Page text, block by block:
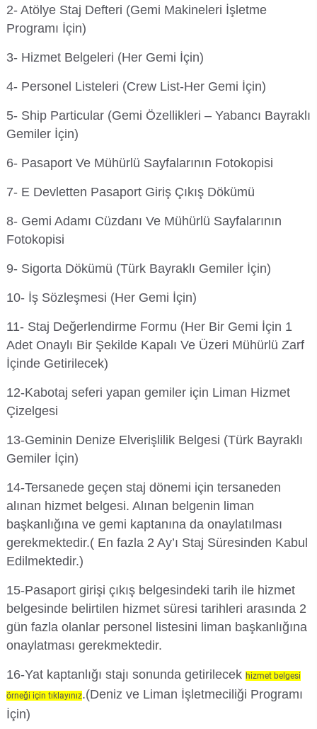
2- Atölye Staj Defteri (Gemi Makineleri İşletme
Programı İçin)
3- Hizmet Belgeleri (Her Gemi İçin)
4- Personel Listeleri (Crew List-Her Gemi İçin)
5- Ship Particular (Gemi Özellikleri – Yabancı Bayraklı
Gemiler İçin)
6- Pasaport Ve Mühürlü Sayfalarının Fotokopisi
7- E Devletten Pasaport Giriş Çıkış Dökümü
8- Gemi Adamı Cüzdanı Ve Mühürlü Sayfalarının
Fotokopisi
9- Sigorta Dökümü (Türk Bayraklı Gemiler İçin)
10- İş Sözleşmesi (Her Gemi İçin)
11- Staj Değerlendirme Formu (Her Bir Gemi İçin 1
Adet Onaylı Bir Şekilde Kapalı Ve Üzeri Mühürlü Zarf
İçinde Getirilecek)
12-Kabotaj seferi yapan gemiler için Liman Hizmet
Çizelgesi
13-Geminin Denize Elverişlilik Belgesi (Türk Bayraklı
Gemiler İçin)
14-Tersanede geçen staj dönemi için tersaneden
alınan hizmet belgesi. Alınan belgenin liman
başkanlığına ve gemi kaptanına da onaylatılması
gerekmektedir.( En fazla 2 Ay’ı Staj Süresinden Kabul
Edilmektedir.)
15-Pasaport girişi çıkış belgesindeki tarih ile hizmet
belgesinde belirtilen hizmet süresi tarihleri arasında 2
gün fazla olanlar personel listesini liman başkanlığına
onaylatması gerekmektedir.
16-Yat kaptanlığı stajı sonunda getirilecek hizmet belgesi
örneği için tıklayınız.(Deniz ve Liman İşletmeciliği Programı
İçin)